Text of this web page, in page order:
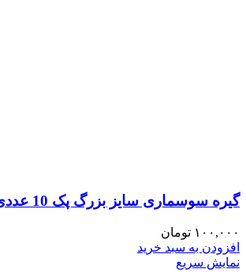
گیره سوسماری سایز بزرگ پک 10 عددی
۱۰۰,۰۰۰ تومان
افزودن به سبد خرید
نمایش سریع